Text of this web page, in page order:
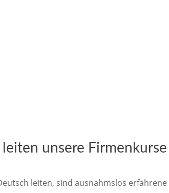
unsere Firmenkurse
leiten, sind ausnahmslos